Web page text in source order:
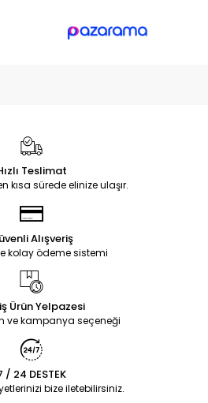
Teslimat
kısa sürede elinize ulaşır.
Alışveriş
kolay ödeme sistemi
Ürün Yelpazesi
ve kampanya seçeneği
/ 24 DESTEK
bize iletebilirsiniz.